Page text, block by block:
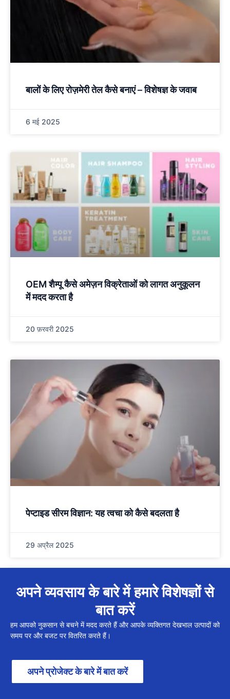
बालों के लिए रोज़मेरी तेल कैसे बनाएं – विशेषज्ञ के जवाब
6 मई 2025
OEM शैम्पू कैसे अमेज़न विक्रेताओं को लागत अनुकूलन
में मदद करता है
20 फ़रवरी 2025
पेप्टाइड सीरम विज्ञान: यह त्वचा को कैसे बदलता है
29 अप्रैल 2025
अपने व्यवसाय के बारे में हमारे विशेषज्ञों से
बात करें
हम आपको नुकसान से बचने में मदद करते हैं और आपके व्यक्तिगत देखभाल उत्पादों को
समय पर और बजट पर वितरित करते हैं।
अपने प्रोजेक्ट के बारे में बात करें